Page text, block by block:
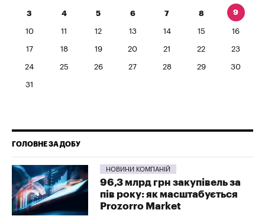
3 4 5 6 7 8 9
10 11 12 13 14 15 16
17 18 19 20 21 22 23
24 25 26 27 28 29 30
31
ГОЛОВНЕ ЗА ДОБУ
НОВИНИ КОМПАНІЙ
96,3 млрд грн закупівель за
пів року: як масштабується
Prozorro Market